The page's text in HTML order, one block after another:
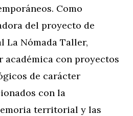
Como
del proyecto de
La Nómada Taller,
académica con proyectos
de carácter
con la
territorial y las